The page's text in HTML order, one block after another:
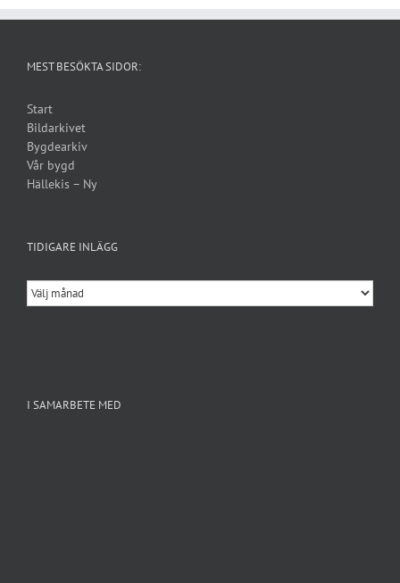
MEST BESÖKTA SIDOR:
Start
Bildarkivet
Bygdearkiv
Vår bygd
Hällekis – Ny
TIDIGARE INLÄGG
Tidigare
inlägg
I SAMARBETE MED